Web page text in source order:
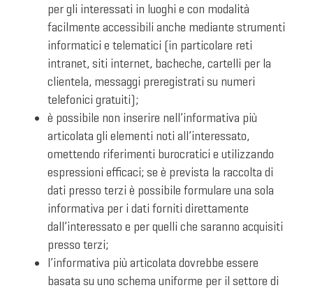
per gli interessati in luoghi e con modalità
facilmente accessibili anche mediante strumenti
informatici e telematici (in particolare reti
intranet, siti internet, bacheche, cartelli per la
clientela, messaggi preregistrati su numeri
telefonici gratuiti);
è possibile non inserire nell’informativa più
articolata gli elementi noti all’interessato,
omettendo riferimenti burocratici e utilizzando
espressioni efficaci; se è prevista la raccolta di
dati presso terzi è possibile formulare una sola
informativa per i dati forniti direttamente
dall’interessato e per quelli che saranno acquisiti
presso terzi;
l’informativa più articolata dovrebbe essere
basata su uno schema uniforme per il settore di